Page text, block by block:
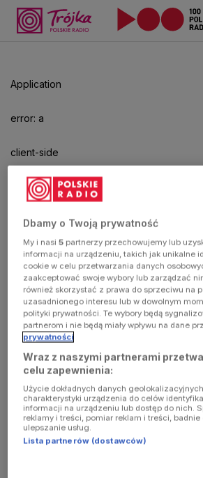
Application
error: a
client-side
exception
has
occurred
(see the
browser
console for
more
information)
aby
odtwarzać.
Dbamy o Twoją prywatność
My i nasi5 partnerzy przechowujemy lub
informacji na urządzeniu, takich jak unikalne
cookie w celu przetwarzania danych
zaakceptować swoje wybory lub zarządzać
również skorzystać z prawa do sprzeciwu na
uzasadnionego interesu lub w dowolnym
polityki prywatności. Te wybory będą
partnerom i nie będą miały wpływu na dane
prywatności
Wraz z naszymi partnerami
celu zapewnienia:
Użycie dokładnych danych
charakterystyki urządzenia do celów
informacji na urządzeniu lub dostęp do nich.
reklamy i treści, pomiar reklam i treści, badnie
ulepszanie usług.
Lista partnerów (dostawców)